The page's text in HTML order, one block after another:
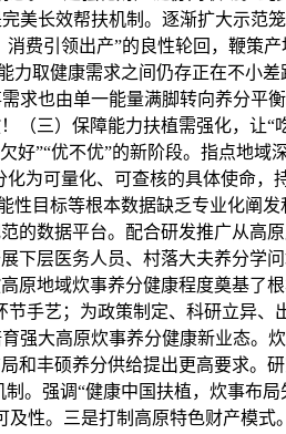
美长效帮扶机制。逐渐扩大示范
费引领出产”的良性轮回，鞭策
取健康需求之间仍存正在不小
也由单一能量满脚转向养分平
三）保障能力扶植需强化，让“
”“优不优”的新阶段。指点地域
为可量化、可查核的具体使命，
目标等根本数据缺乏专业化阐
数据平台。配合研发推广从高
层医务人员、村落大夫养分学
地域炊事养分健康程度奠基了
手艺；为政策制定、科研立异
大高原炊事养分健康新业态。
丰硕养分供给提出更高要求。
。强调“健康中国扶植，炊事布
性。三是打制高原特色财产模